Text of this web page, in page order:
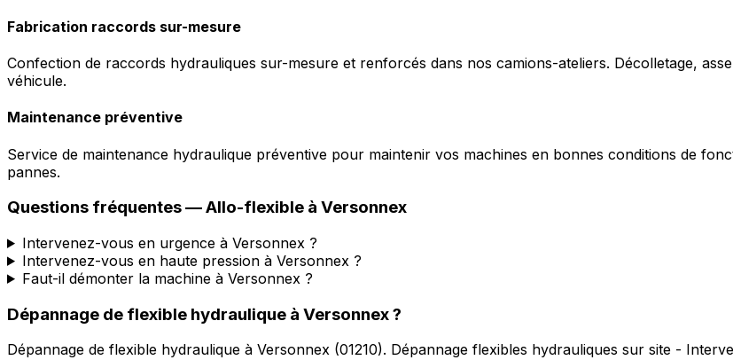
Fabrication raccords sur-mesure
Confection de raccords hydrauliques sur-mesure et renforcés dans nos camions-ateliers. Décolletage,
véhicule.
Maintenance préventive
Service de maintenance hydraulique préventive pour maintenir vos machines en bonnes conditions de
pannes.
Questions fréquentes —Allo-flexible à Versonnex
Intervenez-vous en urgence à Versonnex ?
Intervenez-vous en haute pression à Versonnex ?
Faut-il démonter la machine à Versonnex ?
Dépannage de flexible hydraulique à Versonnex?
Dépannage de flexible hydraulique à Versonnex (01210). Dépannage flexibles hydrauliques sur site -